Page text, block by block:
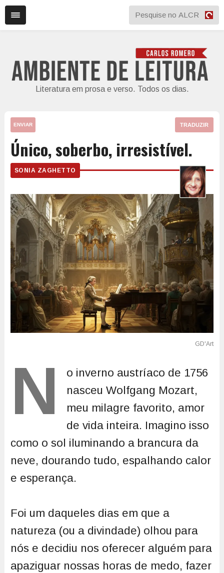
Literatura em prosa e verso. Todos os dias.
ENVIAR TRADUZIR
Único, soberbo, irresistível.
SONIA ZAGHETTO
N
o inverno austríaco de 1756
nasceu Wolfgang Mozart,
meu milagre favorito, amor
de vida inteira. Imagino isso
como o sol iluminando a brancura da
neve, dourando tudo, espalhando calor
e esperança.
Foi um daqueles dias em que a
natureza (ou a divindade) olhou para
nós e decidiu nos oferecer alguém para
apaziguar nossas horas de medo, fazer